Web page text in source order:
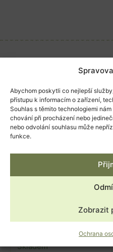
Abychom poskytli co nejlepší
přístupu k informacím o zařízení,
Souhlas s těmito technologiemi
chování při procházení nebo
nebo odvolání souhlasu může
funkce.
Zobrazit
Ochrana
odpuzovač vos, hmyzu a
Skladem